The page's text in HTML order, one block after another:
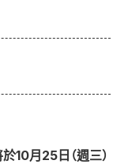
10月25日（週三）